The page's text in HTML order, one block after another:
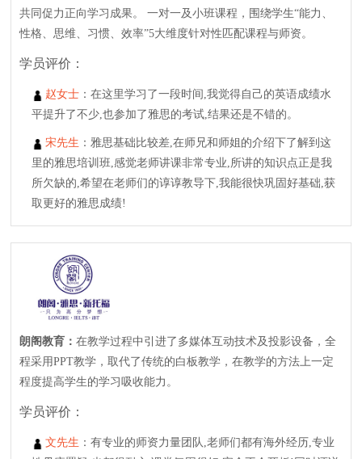
共同促力正向学习成果。 一对一及小班课程，围绕学生“能力、
性格、思维、习惯、效率”5大维度针对性匹配课程与师资。
学员评价：
赵女士 ：在这里学习了一段时间,我觉得自己的英语成绩水
平提升了不少,也参加了雅思的考试,结果还是不错的。
宋先生 ：雅思基础比较差,在师兄和师姐的介绍下了解到这
里的雅思培训班,感觉老师讲课非常专业,所讲的知识点正是我
所欠缺的,希望在老师们的谆谆教导下,我能很快巩固好基础,获
取更好的雅思成绩!
朗阁教育：在教学过程中引进了多媒体互动技术及投影设备，全
程采用PPT教学，取代了传统的白板教学，在教学的方法上一定
程度提高学生的学习吸收能力。
学员评价：
文先生 ：有专业的师资力量团队,老师们都有海外经历,专业